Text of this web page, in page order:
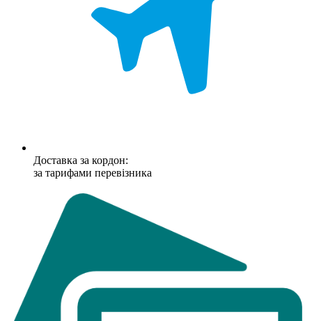
Доставка за кордон:
за тарифами перевізника